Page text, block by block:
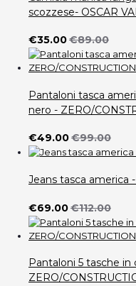
scozzese- OSCAR
€35.00€89.00
Pantaloni tasca
nero - ZERO/
€49.00€99.00
Jeans tasca america
€69.00€112.00
Pantaloni 5 tasche
ZERO/